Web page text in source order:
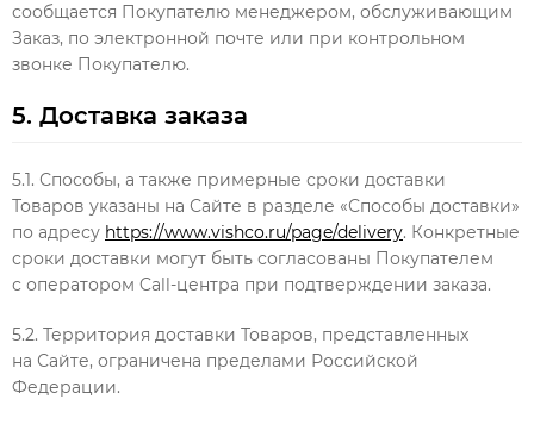
сообщается Покупателю менеджером, обслуживающим
Заказ, по электронной почте или при контрольном
звонке Покупателю.
5. Доставка заказа
5.1. Способы, а также примерные сроки доставки
Товаров указаны на Сайте в разделе «Способы доставки»
по адресу https://www.vishco.ru/page/delivery. Конкретные
сроки доставки могут быть согласованы Покупателем
с оператором Call-центра при подтверждении заказа.
5.2. Территория доставки Товаров, представленных
на Сайте, ограничена пределами Российской
Федерации.